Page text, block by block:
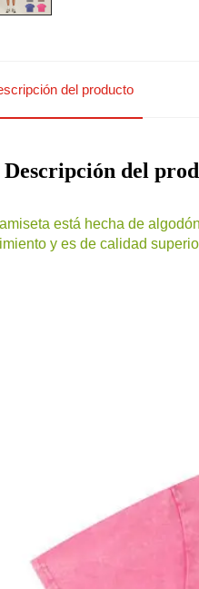
del producto
Descripción del
está hecha de
y es de calidad